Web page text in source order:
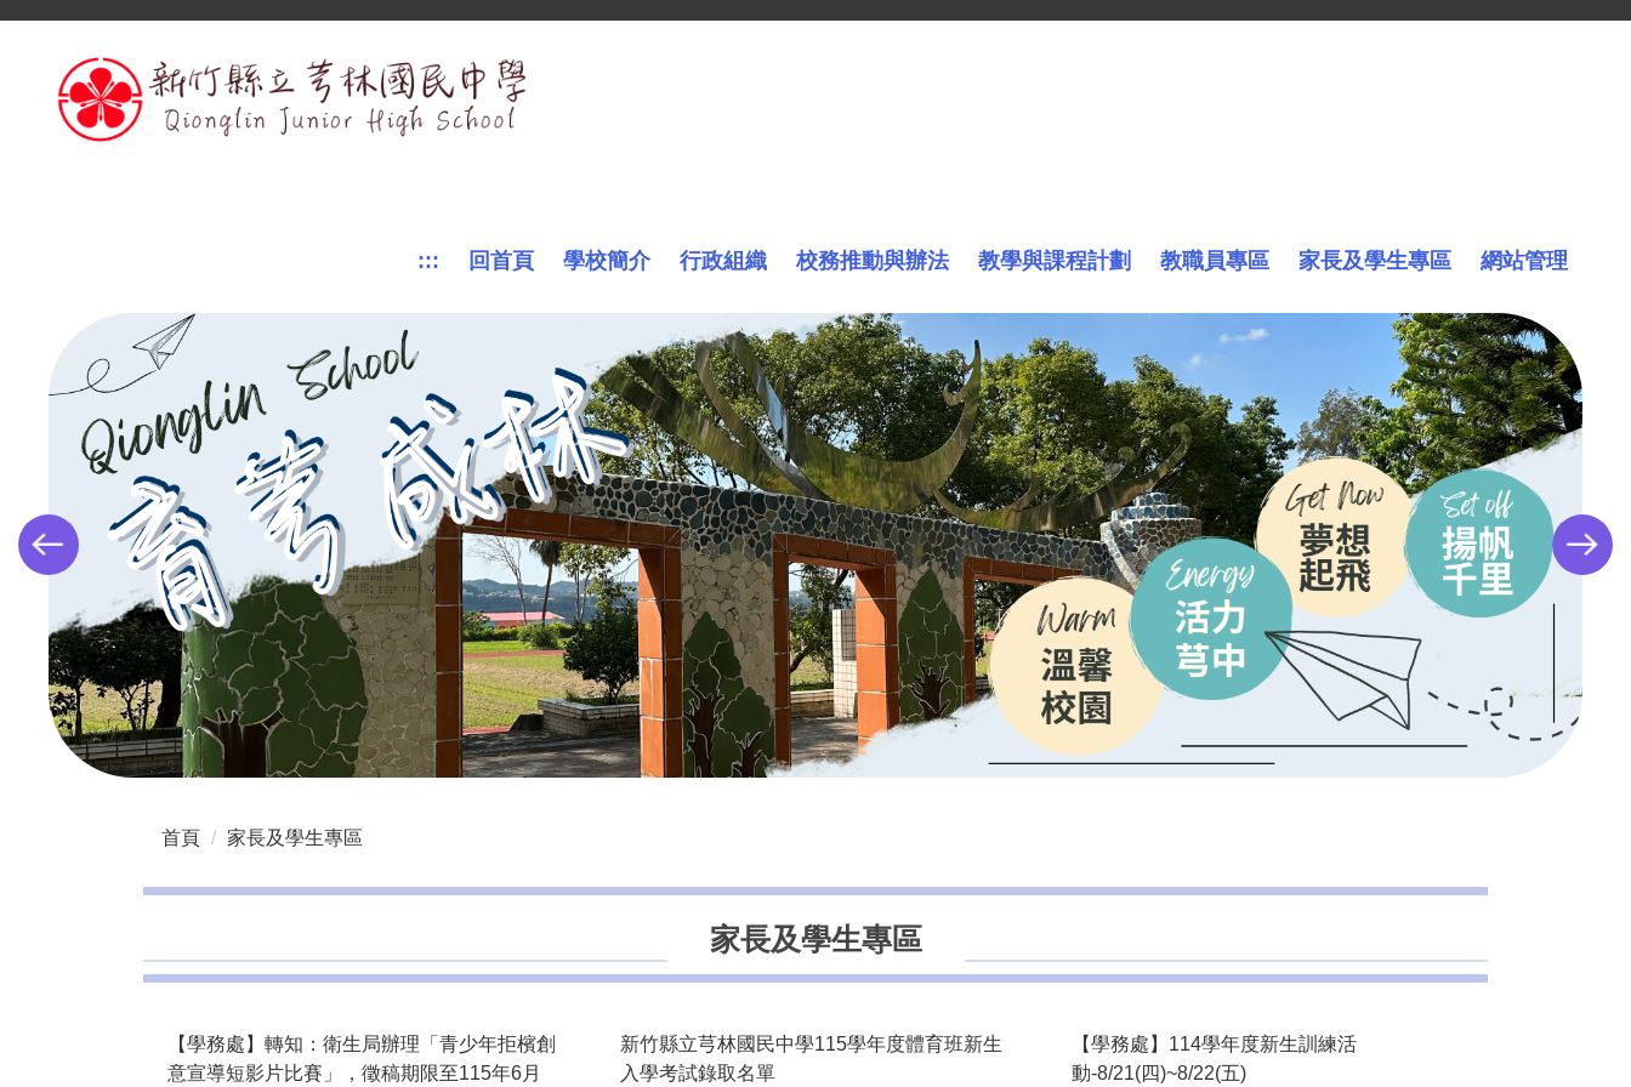
::: 回首頁 學校簡介 行政組織 校務推動與辦法 教學與課程計劃 教職員專區 家長及學生專區 網站管理
首頁 家長及學生專區
家長及學生專區
【學務處】轉知：衛生局辦理「青少年拒檳創
意宣導短影片比賽」，徵稿期限至115年6月
新竹縣立芎林國民中學115學年度體育班新生
入學考試錄取名單
【學務處】114學年度新生訓練活
動-8/21(四)~8/22(五)